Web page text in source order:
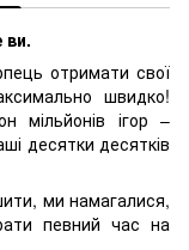
ви.
отримати свої
швидко!
мільйонів ігор –
десятки десятків
ми намагалися,
певний час на